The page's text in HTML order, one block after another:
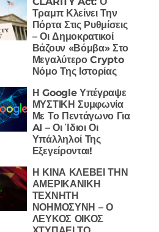
Τραμπ Κλείνει Την
Πόρτα Στις Ρυθμίσεις
– Οι Δημοκρατικοί
Βάζουν «Βόμβα» Στο
Μεγαλύτερο Crypto
Νόμο Της Ιστορίας
Η Google Υπέγραψε
ΜΥΣΤΙΚΗ Συμφωνία
Με Το Πεντάγωνο Για
AI – Οι Ίδιοι Οι
Υπάλληλοί Της
Εξεγείρονται!
Η ΚΙΝΑ ΚΛΕΒΕΙ ΤΗΝ
ΑΜΕΡΙΚΑΝΙΚΗ
ΤΕΧΝΗΤΗ
ΝΟΗΜΟΣΥΝΗ – Ο
ΛΕΥΚΟΣ ΟΙΚΟΣ